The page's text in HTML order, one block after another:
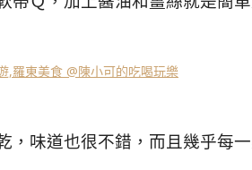
，味道也很不錯，而且幾乎每